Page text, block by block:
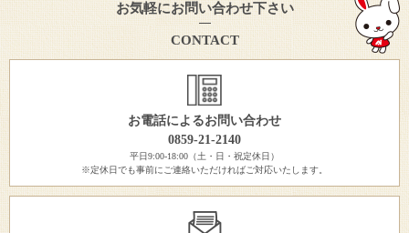
お気軽にお問い合わせ下さい
CONTACT
お電話によるお問い合わせ
0859-21-2140
平日9:00-18:00（土・日・祝定休日）
※定休日でも事前にご連絡いただければご対応いたします。